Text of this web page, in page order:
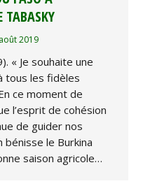
TABASKY
2019
« Je souhaite une
tous les fidèles
ce moment de
l’esprit de cohésion
de guider nos
bénisse le Burkina
saison agricole…